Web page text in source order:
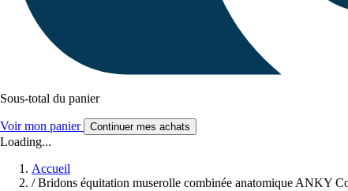
Sous-total du panier
Voir mon panier Continuer mes achats
Loading...
Accueil
/ Bridons équitation muserolle combinée anatomique ANKY